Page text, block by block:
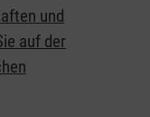
und
auf der